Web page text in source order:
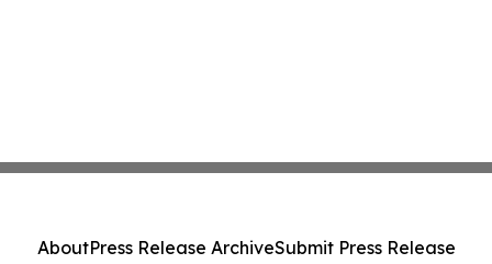
AboutPress Release ArchiveSubmit Press Release